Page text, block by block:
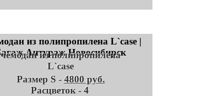
чемодан из полипропилена
L`case
Размер S -4800 руб.
Расцветок - 4